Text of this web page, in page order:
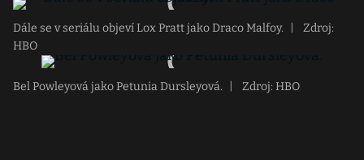
Dále se v seriálu objeví Lox Pratt jako Draco Malfoy.
Zdroj:
HBO
Bel Powleyová jako Petunia Dursleyová. Zdroj: HBO